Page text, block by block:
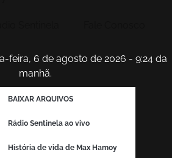
feira, 6 de agosto de 2026 - 9:24 da
manhã.
BAIXAR ARQUIVOS
Rádio Sentinela ao vivo
História de vida de Max Hamoy